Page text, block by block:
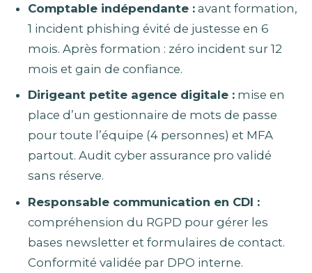
Comptable indépendante :avant formation,
1 incident phishing évité de justesse en 6
mois. Après formation : zéro incident sur 12
mois et gain de confiance.
Dirigeant petite agence digitale :mise en
place d’un gestionnaire de mots de passe
pour toute l’équipe (4 personnes) et MFA
partout. Audit cyber assurance pro validé
sans réserve.
Responsable communication en CDI :
compréhension du RGPD pour gérer les
bases newsletter et formulaires de contact.
Conformité validée par DPO interne.